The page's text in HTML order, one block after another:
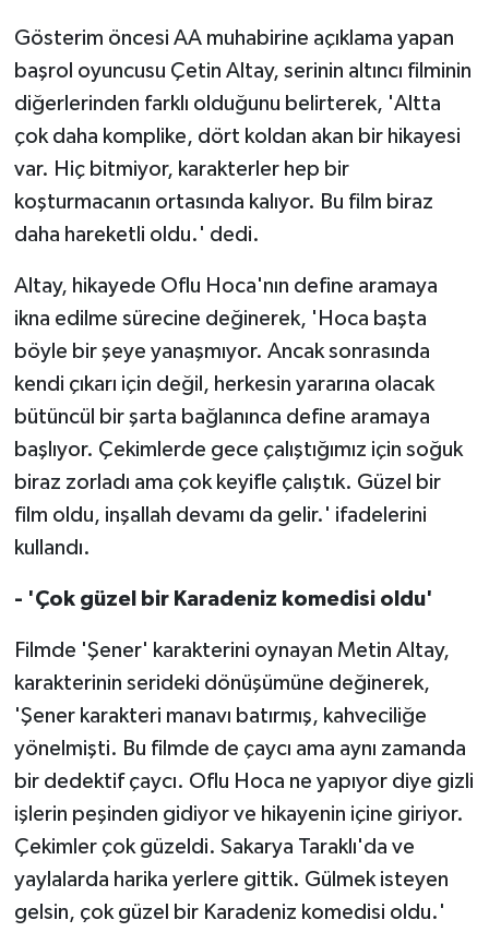
Gösterim öncesi AA muhabirine açıklama yapan
başrol oyuncusu Çetin Altay, serinin altıncı filminin
diğerlerinden farklı olduğunu belirterek, 'Altta
çok daha komplike, dört koldan akan bir hikayesi
var. Hiç bitmiyor, karakterler hep bir
koşturmacanın ortasında kalıyor. Bu film biraz
daha hareketli oldu.' dedi.
Altay, hikayede Oflu Hoca'nın define aramaya
ikna edilme sürecine değinerek, 'Hoca başta
böyle bir şeye yanaşmıyor. Ancak sonrasında
kendi çıkarı için değil, herkesin yararına olacak
bütüncül bir şarta bağlanınca define aramaya
başlıyor. Çekimlerde gece çalıştığımız için soğuk
biraz zorladı ama çok keyifle çalıştık. Güzel bir
film oldu, inşallah devamı da gelir.' ifadelerini
kullandı.
- 'Çok güzel bir Karadeniz komedisi oldu'
Filmde 'Şener' karakterini oynayan Metin Altay,
karakterinin serideki dönüşümüne değinerek,
'Şener karakteri manavı batırmış, kahveciliğe
yönelmişti. Bu filmde de çaycı ama aynı zamanda
bir dedektif çaycı. Oflu Hoca ne yapıyor diye gizli
işlerin peşinden gidiyor ve hikayenin içine giriyor.
Çekimler çok güzeldi. Sakarya Taraklı'da ve
yaylalarda harika yerlere gittik. Gülmek isteyen
gelsin, çok güzel bir Karadeniz komedisi oldu.'